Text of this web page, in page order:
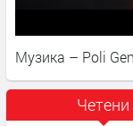
Музика – Poli
Четени